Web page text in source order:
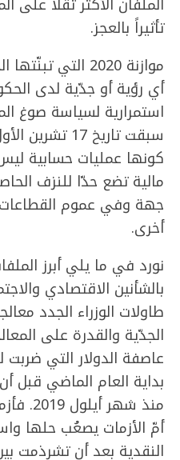
تأثيراً بالعجز.
موازنة 2020
أي رؤية أو جدّية لدى
استمرارية لسياسة صوغ
كونها عمليات حسابية ليس
مالية تضع حدّا للنزف
جهة وفي عموم
أخرى.
نورد في ما يلي أبرز
بالشأنين الاقتصادي
طاولات الوزراء الجدد
الجدّية والقدرة على
عاصفة الدولار التي ضربت
بداية العام الماضي قبل
منذ
أمّ الأزمات يصعُب حلها